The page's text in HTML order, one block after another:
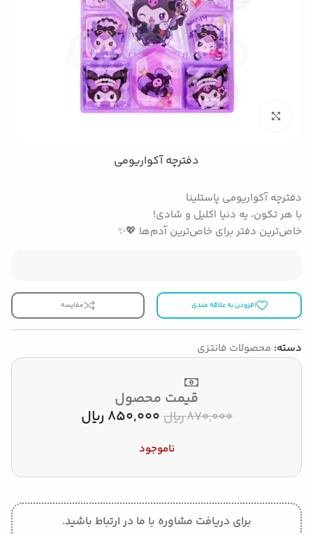
بزرگنمایی تصویر
دفترچه آکواریومی
دفترچه آکواریومی پاستلینا
با هر تکون، یه دنیا اکلیل و شادی!
خاص‌ترین دفتر برای خاص‌ترین آدم‌ها 💖✨
افزودن به علاقه مندی مقایسه
دسته: محصولات فانتزی
قیمت محصول
870,000﷼850,000 ﷼
ناموجود
برای دریافت مشاوره با ما در ارتباط باشید.